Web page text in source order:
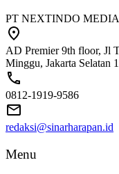
PT NEXTINDO
AD Premier 9th floor, Jl
Minggu, Jakarta Selatan
0812-1919-9586
redaksi@sinarharapan.id
Menu